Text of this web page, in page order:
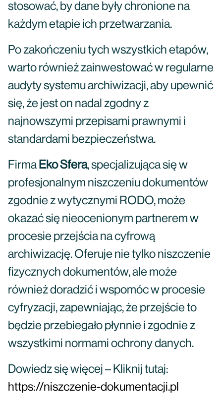
stosować, by dane były chronione na
każdym etapie ich przetwarzania.
Po zakończeniu tych wszystkich etapów,
warto również zainwestować w regularne
audyty systemu archiwizacji, aby upewnić
się, że jest on nadal zgodny z
najnowszymi przepisami prawnymi i
standardami bezpieczeństwa.
Firma Eko Sfera, specjalizująca się w
profesjonalnym niszczeniu dokumentów
zgodnie z wytycznymi RODO, może
okazać się nieocenionym partnerem w
procesie przejścia na cyfrową
archiwizację. Oferuje nie tylko niszczenie
fizycznych dokumentów, ale może
również doradzić i wspomóc w procesie
cyfryzacji, zapewniając, że przejście to
będzie przebiegało płynnie i zgodnie z
wszystkimi normami ochrony danych.
Dowiedz się więcej – Kliknij tutaj:
https://niszczenie-dokumentacji.pl